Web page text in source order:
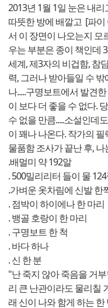
2013년 1월 1일 눈은 내
따뜻한 방에 배깔고 [파
서 이 장면이 나오는지 모
우는 부분은 종이 책인데
세계, 제3자의 비겁함, 참
력, 그러나 받아들일 수 밖
나.....구명보트에서 발견
이 보다 더 좋을 수 없다.
수 없을 만큼.....소설인데
이 꽤나 나온다. 작가의
물품함 조사가 끝난 후,
.배멀미 약 192알
. 500밀리리터 들이 물
.가벼운 옷차림에 신발 한
. 점박이 하이에나 한 마리
. 뱅골 호랑이 한 마리
. 구명보트 한 척
. 바다 하나
. 신 한 분
"난 죽지 않아 죽음을 거
리 큰 난관이라도 물리칠
래 신이 나와 함게 하는